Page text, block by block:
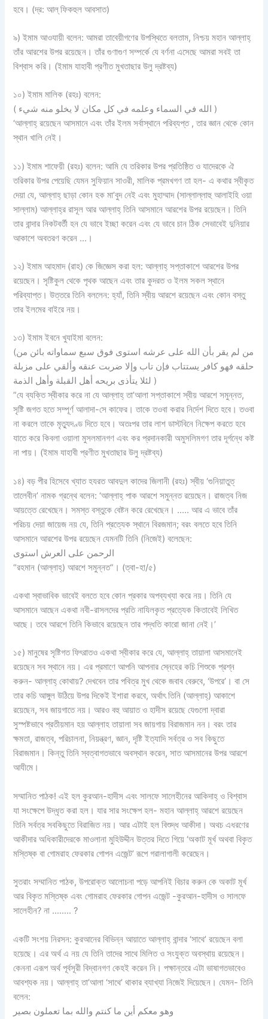
হবে। (দ্র: আল্ ফিকহুল আবসাত)
৯) ইমাম আওযায়ী বলেন: আমরা তাবেয়ীগণের উপস্থিতে বলতাম, নিশ্চয় মহান আল্লাহ্‌
তাঁর আরশের উপর রয়েছেন। তাঁর গুণাগুণ সম্পর্কে যে বর্ণনা এসেছে আমরা সবই তা
বিশ্বাস করি। (ইমাম যাহাবী প্রণীত মুখতাছার উলু দ্রষ্টব্য)
১০) ইমাম মালিক (রহঃ) বলেন:
( الله في السماء وعلمه في كل مكان لا يخلو منه شيء )
‘আল্লাহ্‌ রয়েছেন আসমানে এবং তাঁর ইলম সর্বাস্থানে পরিব্যপ্ত , তার জ্ঞান থেকে কোন
স্থান খালি নেই।
১১) ইমাম শাফেয়ী (রহঃ) বলেন: আমি যে তরিকার উপর প্রতিষ্ঠিত ও যাদেরকে ঐ
তরিকার উপর পেয়েছি যেমন সুফিয়ান সাওরী, মালিক প্রমখগণ তা হল- এ কথার স্বীকৃত
দেয়া যে, আল্লাহ্‌ ছাড়া কোন হক মা’বুদ নেই এবং মুহাম্মাদ (সাল্লাল্লাহু আলাইহি ওয়া
সাল্লাম) আল্লাহ্‌র রাসূল আর আল্লাহ্‌ তিনি আসমানে আরশের উপর রয়েছেন। তিনি
তার বান্দার নিকটবর্তী হন যে ভাবে ইচ্ছা করেন এবং যে ভাবে চান ঠিক সেভাবেই দুনিয়ার
আকাশে অবতরণ করেন …।
১২) ইমাম আহমাদ (রাহ) কে জিজ্ঞেস করা হল: আল্লাহ্‌ সপ্তাকাশে আরশের উপর
রয়েছেন। সৃষ্টিকুল থেকে পৃথক আছেন এবং তার কুদরত ও ইলম সকল স্থানে
পরিব্যাপ্ত। উত্তরে তিনি বললেন: হ্যাঁ, তিনি স্বীয় আরশে রয়েছেন এবং কোন বস্তু
তার ইলমের বাইরে নয়।
১৩) ইমাম ইবনে খুযাইমা বলেন:
(من لم يقر بأن الله على عرشه استوى فوق سبع سماواته بائن من
حلقه فهو كافر يستتاب فإن تاب وإلا ضربت عنقه وألقي على مزبلة
لئلا يتأذى بريحه أهل القبلة وأهل الذمة )
”যে ব্যক্তি স্বীকার করে না যে আল্লাহ্‌ তা’আলা সপ্তাকাশে স্বীয় আরশে সমুন্নত,
সৃষ্টি জগত হতে সম্পূর্ণ আলাদা-সে কাফের। তাকে তওবা করার নির্দেশ দিতে হবে। তওবা
না করলে তাকে মৃত্যুদণ্ড দিতে হবে। অতঃপর তার লাশ ডাস্টবিনে নিক্ষেপ করতে হবে
যাতে করে কিবলা ওয়ালা মুসলমানগণ এবং কর প্রদানকারী অমুসলিমগণ তার দূর্গন্ধে কষ্ট
না পায়। (ইমাম যাহাবী প্রণীত মুখতাছার উলু দ্রষ্টব্য)
১৪) বড় পীর হিসেবে খ্যাত হযরত আবদুল কাদের জিলানী (রহঃ) স্বীয় ‘গুনিয়াতুত্
তালেবীন’ নামক গ্রন্থে বলেন: ‘আল্লাহ্‌ পাক আরশে সমুন্নত রয়েছেন। রাজত্ব নিজ
আয়ত্তে রেখেছেন। সমস্ত বস্তুকে বেষ্টন করে রেখেছেন। ….. আর এ ভাবে তাঁর
পরিচয় দেয়া জায়েজ নয় যে, তিনি প্রত্যেক স্থানে বিরজমান; বরং বলতে হবে তিনি
আসমানে আরশের উপর রয়েছেন যেমনটি তিনি (নিজেই) বলেছেন:
الرحمن على العرش استوى
“রহমান (আল্লাহ্‌) আরশে সমুন্নত”। (ত্বা-হা/৫)
একথা স্বাভাবিক ভাবেই বলতে হবে কোন প্রকার অপব্যখ্যা করে নয়। তিনি যে
আসমানে আছেন একথা নবী-রাসলদের প্রতি নাযিলকৃত প্রত্যেক কিতাবেই লিখিত
আছে। তবে আরশে তিনি কিভাবে রয়েছেন তার পদ্ধতি কারো জানা নেই।’
১৫) মানুষের সৃষ্টিগত ফিৎরাতও একথা স্বীকার করে যে, আল্লাহ্‌ তায়ালা আসমানেই
রয়েছেন সব স্থানে নয়। এর প্রমাণে আপনি আপনার স্নেহের কচি শিশুকে প্রশ্ন
করুন- আল্লাহ্‌ কোথায়? দেখবেন তার পবিত্র মুখ থেকে জবাব বেরুবে, ‘উপরে’। বা সে
তার কচি আঙ্গুল উঠিয়ে উপর দিকেই ইশারা করবে, অর্থাৎ তিনি (আল্লাহ্‌) আকাশে
রয়েছেন, সব জায়গাতে নয়। আরও বহু আয়াত ও হাদীস রয়েছে যেগুলো দ্বারা
সুস্পষ্টভাবে প্রতীয়মান হয় আল্লাহ তায়ালা সব জায়গায় বিরাজমান নন। বরং তার
ক্ষমতা, রাজত্ব, পরিচালনা, নিয়ন্ত্রণ, জ্ঞান, দৃষ্টি ইত্যাদি সর্বত্র ও সব কিছুতে
বিরাজমান। কিন্তু তিনি স্বত্বাগতভাবে অবস্থান করেন, সাত আসমানের উপর আরশে
আযীমে।
সম্মানিত পাঠক! এই হল কুরআন-হাদীস এবং সালফে সালেহীনের আকিদাহ্ ও বিশ্বাস
যা সংক্ষেপে উদ্ধৃত করা হল। যার সার সংক্ষেপ হল- মহান আল্লাহ্‌ আরশে রয়েছেন
তিনি সর্বত্র সবকিছুতে বিরাজিত নয়। আর এটাই হল বিশুদ্ধ আকীদা। অথচ এধরণের
আকীদার অধিকারীদেরকে মাওলানা মুহিউদ্দীন উত্তর দিতে গিয়ে ‘অকাট মূর্খ অথবা বিকৃত
মস্তিষ্ক বা গোমরাহ ফেরকার গোপন এজেন্ট’ রূপে গরালাগালী করেছেন।
সুতরাং সম্মানিত পাঠক, উপরোক্ত আলোচনা পড়ে আপনিই বিচার করুন কে অকাট মূর্খ
আর বিকৃত মস্তিষ্ক এবং গোমরাহ ফেরকার গোপন এজেন্ট -কুরআন-হাদীস ও সালফে
সালেহীন? না …….. ?
একটি সংশয় নিরসন: কুরআনের বিভিন্ন আয়াতে আল্লাহ্‌ বান্দার ‘সাথে’ রয়েছেন বলা
হয়েছে। এর অর্থ এ নয় যে তিনি তাদের সাথে মিলিত ও সংযুক্ত অবস্থায় রয়েছেন।
কেননা এরূপ অর্থ পূর্বসূরী বিদ্বানগণ কেহই করেন নি। পক্ষান্তরে এটা ভাষাগতভাবেও
আবশ্যক নয়। আল্লাহ্‌ তা’আলা ‘সাথে’ থাকার ব্যাখ্যা নিজেই দিয়েছেন। যেমন- তিনি
বলেন:
وهو معكم أين ما كنتم والله بما تعملون بصير